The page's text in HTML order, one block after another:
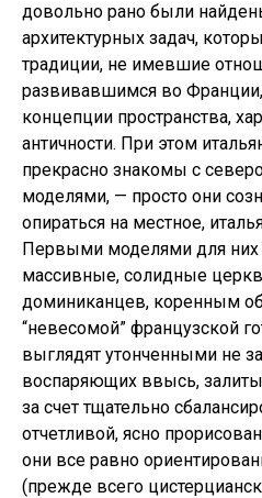
довольно рано были
архитектурных задач,
традиции, не имевшие
развивавшимся во
концепции пространства,
античности. При этом
прекрасно знакомы с
моделями, — просто они
опираться на местное,
Первыми моделями для них
массивные, солидные
доминиканцев, коренным
“невесомой” французской
выглядят утонченными не
воспаряющих ввысь,
за счет тщательно
отчетливой, ясно
они все равно
(прежде всего